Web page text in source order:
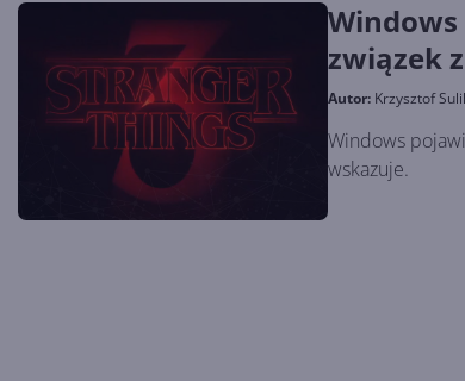
związek
Autor: Krzysztof
Windows
wskazuje.